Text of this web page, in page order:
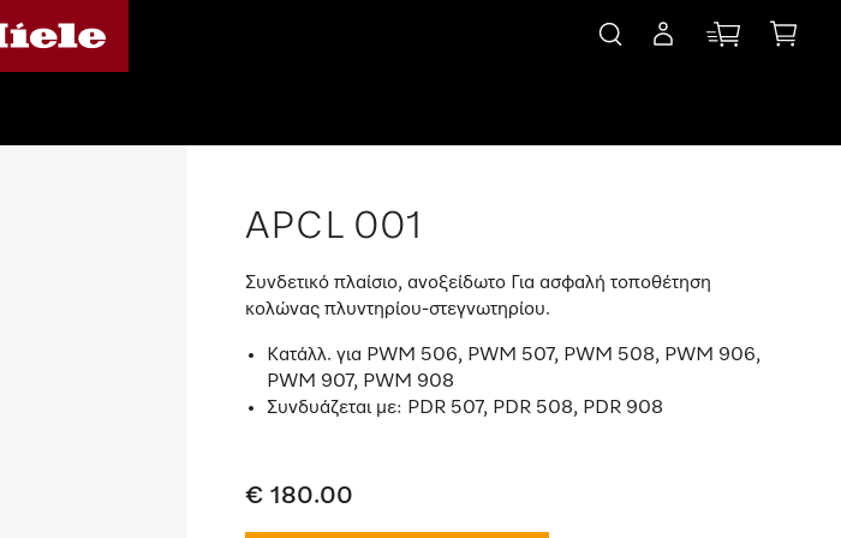
APCL 001
Συνδετικό πλαίσιο, ανοξείδωτο Για ασφαλή τοποθέτηση
κολώνας πλυντηρίου-στεγνωτηρίου.
Κατάλλ. για PWM 506, PWM 507, PWM 508, PWM 906,
PWM 907, PWM 908
Συνδυάζεται με: PDR 507, PDR 508, PDR 908
€ 180.00